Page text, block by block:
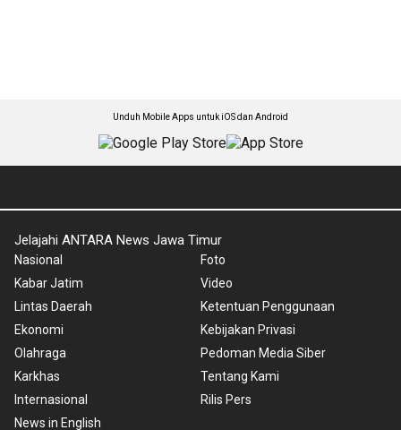
Unduh Mobile Apps untuk iOS dan Android
Jelajahi ANTARA News Jawa Timur
Nasional
Kabar Jatim
Lintas Daerah
Ekonomi
Olahraga
Karkhas
Internasional
News in English
Foto
Video
Ketentuan Penggunaan
Kebijakan Privasi
Pedoman Media Siber
Tentang Kami
Rilis Pers